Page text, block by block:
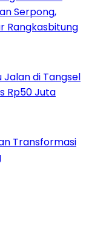
Serpong,
Rangkasbitung
Jalan di Tangsel
Rp50 Juta
Transformasi